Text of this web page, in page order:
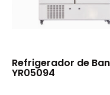
Refrigerador de
YR05094